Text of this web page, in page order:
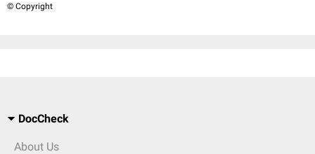
© Copyright
DocCheck
About Us